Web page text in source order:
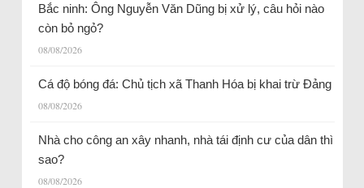
Bắc ninh: Ông Nguyễn Văn Dũng bị xử lý, câu hỏi nào
còn bỏ ngỏ?
08/08/2026
Cá độ bóng đá: Chủ tịch xã Thanh Hóa bị khai trừ Đảng
08/08/2026
Nhà cho công an xây nhanh, nhà tái định cư của dân thì
sao?
08/08/2026